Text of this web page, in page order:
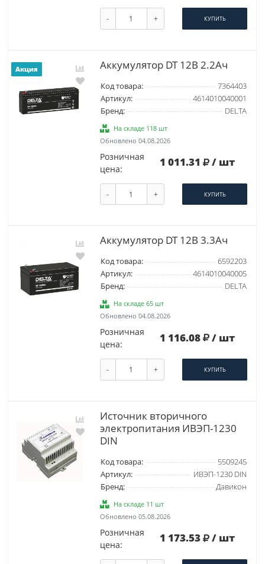
- + КУПИТЬ
Акция Аккумулятор DT 12В 2.2Ач
Код товара:
7364403
Артикул:
4614010040001
Бренд:
DELTA
На складе 118 шт
Обновлено 04.08.2026
Розничная
цена:
1 011.31 / шт
- + КУПИТЬ
Аккумулятор DT 12В 3.3Ач
Код товара:
6592203
Артикул:
4614010040005
Бренд:
DELTA
На складе 65 шт
Обновлено 04.08.2026
Розничная
цена:
1 116.08 / шт
- + КУПИТЬ
Источник вторичного
электропитания ИВЭП-1230
DIN
Код товара:
5509245
Артикул:
ИВЭП-1230 DIN
Бренд:
Давикон
На складе 11 шт
Обновлено 05.08.2026
Розничная
цена:
1 173.53 / шт